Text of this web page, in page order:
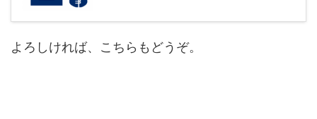
よろしければ、こちらもどうぞ。